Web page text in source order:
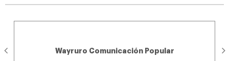
Wayruro Comunicación Popular